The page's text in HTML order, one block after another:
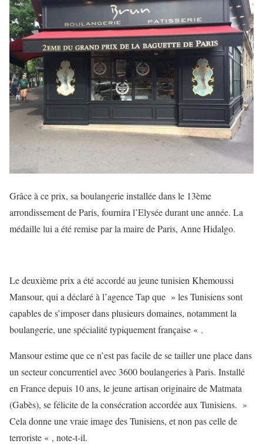
Grâce à ce prix, sa boulangerie installée dans le 13ème
arrondissement de Paris, fournira l’Elysée durant une année. La
médaille lui a été remise par la maire de Paris, Anne Hidalgo.
Le deuxième prix a été accordé au jeune tunisien Khemoussi
Mansour, qui a déclaré à l’agence Tap que » les Tunisiens sont
capables de s’imposer dans plusieurs domaines, notamment la
boulangerie, une spécialité typiquement française « .
Mansour estime que ce n’est pas facile de se tailler une place dans
un secteur concurrentiel avec 3600 boulangeries à Paris. Installé
en France depuis 10 ans, le jeune artisan originaire de Matmata
(Gabès), se félicite de la consécration accordée aux Tunisiens. »
Cela donne une vraie image des Tunisiens, et non pas celle de
terroriste « , note-t-il.